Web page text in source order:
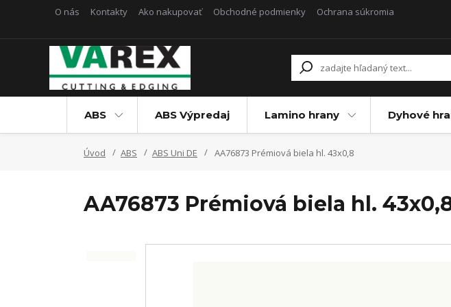
O nás Kontakty Ako nakupovať Obchodné podmienky Ochrana súkromia
ABS ABS Výpredaj Lamino hrany Dyhové
Úvod ABS ABS Uni DE AA76873 Prémiová biela hl. 43x0,8
AA76873 Prémiová biela hl.